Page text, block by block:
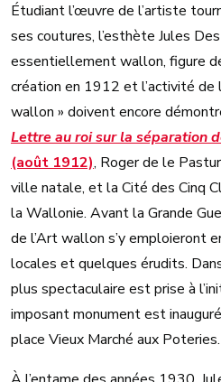
Étudiant l’œuvre de l’artiste
ses coutures, l’esthète Jules
essentiellement wallon, figure
création en 1912 et l’activité de
wallon » doivent encore
Lettre au roi sur la séparation
(août 1912), Roger de le
ville natale, et la Cité des Cinq
la Wallonie. Avant la Grande
de l’Art wallon s’y emploieront
locales et quelques érudits.
plus spectaculaire est prise à
imposant monument est
place Vieux Marché aux Poteries.